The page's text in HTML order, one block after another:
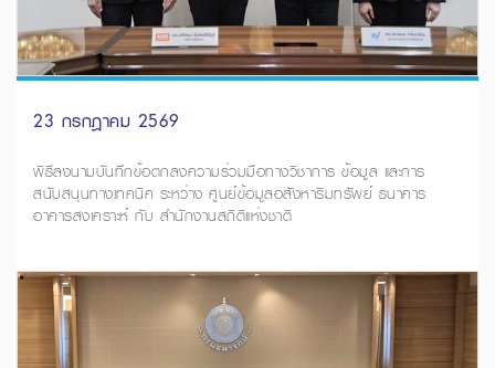
23 กรกฎาคม 2569
พิธีลงนามบันทึกข้อตกลงความร่วมมือทางวิชาการ ข้อมูล และการ
สนับสนุนทางเทคนิค ระหว่าง ศูนย์ข้อมูลอสังหาริมทรัพย์ ธนาคาร
อาคารสงเคราะห์ กับ สำนักงานสถิติแห่งชาติ